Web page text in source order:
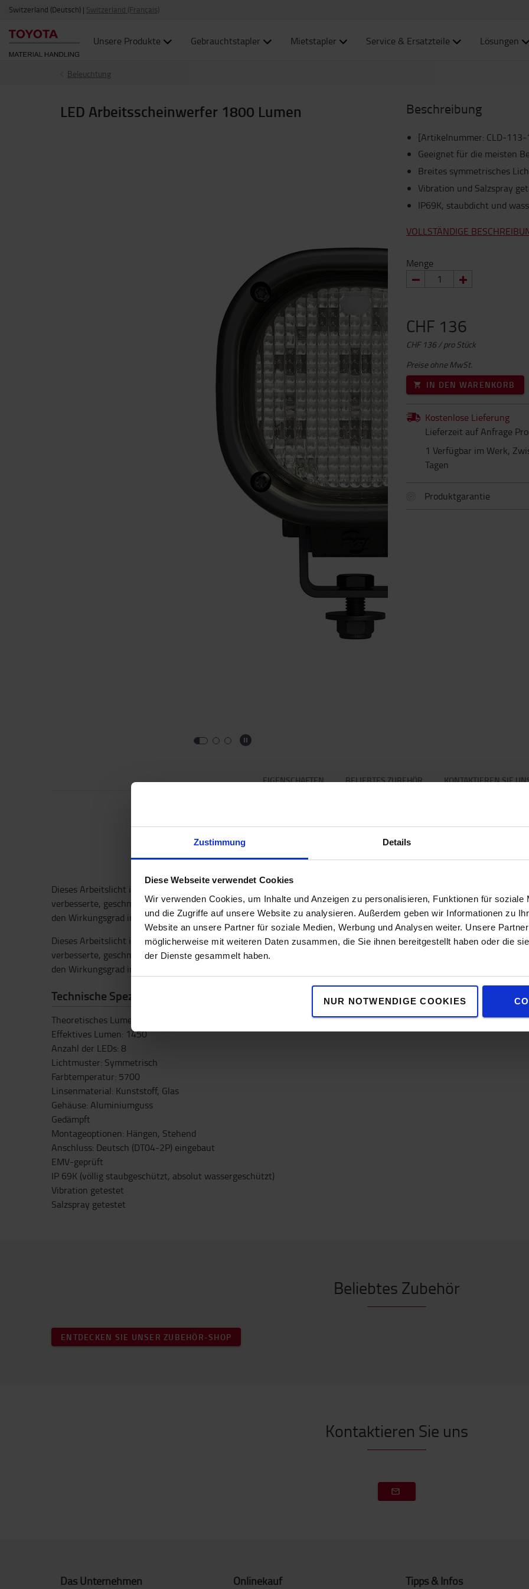
Zustimmung Details
Diese Webseite verwendet Cookies
Wir verwenden Cookies, um Inhalte und Anzeigen zu personalisieren, Funktionen für soziale
und die Zugriffe auf unsere Website zu analysieren. Außerdem geben wir Informationen zu
Website an unsere Partner für soziale Medien, Werbung und Analysen weiter. Unsere
möglicherweise mit weiteren Daten zusammen, die Sie ihnen bereitgestellt haben oder die
der Dienste gesammelt haben.
NUR NOTWENDIGE COOKIES
Switzerland (Deutsch) | Switzerland (Français)
Unsere Produkte Gebrauchtstapler Mietstapler Service & Ersatzteile Lösungen
Beleuchtung
LED Arbeitsscheinwerfer 1800 Lumen Beschreibung
[Artikelnummer: CLD-113-
Geeignet für die meisten
Breites symmetrisches
Vibration und Salzspray
IP69K, staubdicht und
VOLLSTÄNDIGE
Menge
CHF 136
CHF 136 / pro Stück
Preise ohne MwSt.
IN DEN WARENKORB
Kostenlose Lieferung
Lieferzeit auf Anfrage
1 Verfügbar im Werk,
Tagen
Produktgarantie
EIGENSCHAFTEN BELIEBTES ZUBEHÖR KONTAKTIEREN SIE
Eigenschaften
Dieses Arbeitslicht ist für 12-48V und es hat ein breites symmetrisches Lichtmuster. Das Licht hat
verbesserte, geschmeidige und leicht gekrümmte Kühlflansche, um die Wärmeübertragung und
den Wirkungsgrad insgesamt zu verbessern.
Dieses Arbeitslicht ist für 12-48V und es hat ein breites symmetrisches Lichtmuster. Das Licht hat
verbesserte, geschmeidige und leicht gekrümmte Kühlflansche, um die Wärmeübertragung und
den Wirkungsgrad insgesamt zu verbessern.
Technische Spezifikationen
Theoretisches Lumen: 1800
Effektives Lumen: 1450
Anzahl der LEDs: 8
Lichtmuster: Symmetrisch
Farbtemperatur: 5700
Linsenmaterial: Kunststoff, Glas
Gehäuse: Aluminiumguss
Gedämpft
Montageoptionen: Hängen, Stehend
Anschluss: Deutsch (DT04-2P) eingebaut
EMV-geprüft
IP 69K (völlig staubgeschützt, absolut wassergeschützt)
Vibration getestet
Salzspray getestet
Höhe:
Breite
Beliebtes Zubehör
ENTDECKEN SIE UNSER ZUBEHÖR-SHOP
Kontaktieren Sie uns
Das Unternehmen Onlinekauf Tipps & Infos